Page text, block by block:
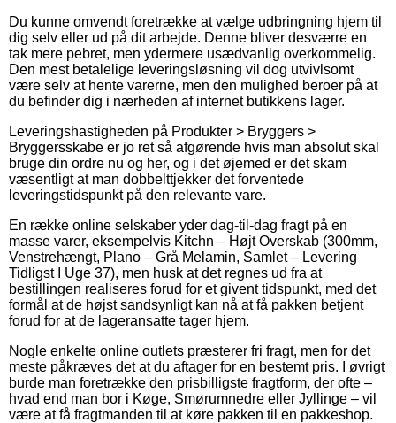
Du kunne omvendt foretrække at vælge udbringning hjem til
dig selv eller ud på dit arbejde. Denne bliver desværre en
tak mere pebret, men ydermere usædvanlig overkommelig.
Den mest betalelige leveringsløsning vil dog utvivlsomt
være selv at hente varerne, men den mulighed beroer på at
du befinder dig i nærheden af internet butikkens lager.
Leveringshastigheden på Produkter > Bryggers >
Bryggersskabe er jo ret så afgørende hvis man absolut skal
bruge din ordre nu og her, og i det øjemed er det skam
væsentligt at man dobbelttjekker det forventede
leveringstidspunkt på den relevante vare.
En række online selskaber yder dag-til-dag fragt på en
masse varer, eksempelvis Kitchn – Højt Overskab (300mm,
Venstrehængt, Plano – Grå Melamin, Samlet – Levering
Tidligst I Uge 37), men husk at det regnes ud fra at
bestillingen realiseres forud for et givent tidspunkt, med det
formål at de højst sandsynligt kan nå at få pakken betjent
forud for at de lageransatte tager hjem.
Nogle enkelte online outlets præsterer fri fragt, men for det
meste påkræves det at du aftager for en bestemt pris. I øvrigt
burde man foretrække den prisbilligste fragtform, der ofte –
hvad end man bor i Køge, Smørumnedre eller Jyllinge – vil
være at få fragtmanden til at køre pakken til en pakkeshop.